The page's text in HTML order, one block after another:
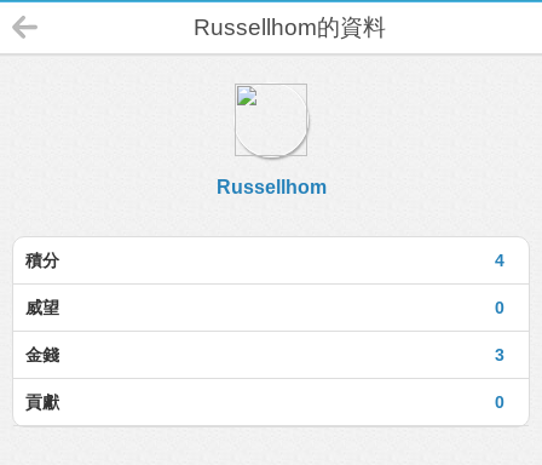
Russellhom的資料
Russellhom
4
積分
0
威望
3
金錢
0
貢獻